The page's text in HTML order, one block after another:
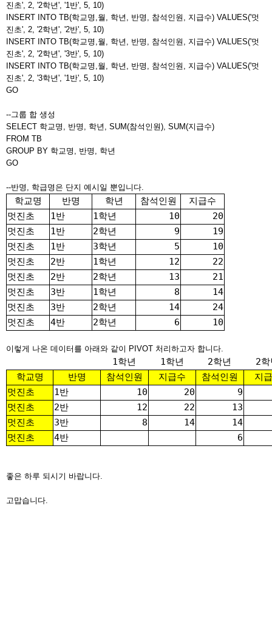
진초', 2, '2학년', '1반', 5, 10)
INSERT INTO TB(학교명,월, 학년, 반명, 참석인원, 지급수) VALUES('멋
진초', 2, '2학년', '2반', 5, 10)
INSERT INTO TB(학교명,월, 학년, 반명, 참석인원, 지급수) VALUES('멋
진초', 2, '2학년', '3반', 5, 10)
INSERT INTO TB(학교명,월, 학년, 반명, 참석인원, 지급수) VALUES('멋
진초', 2, '3학년', '1반', 5, 10)
GO
--그룹 합 생성
SELECT 학교명, 반명, 학년, SUM(참석인원), SUM(지급수)
FROM TB
GROUP BY 학교명, 반명, 학년
GO
--반명, 학급명은 단지 예시일 뿐입니다.
학교명 반명 학년 참석인원
지급수
멋진초
1반 1학년 10
20
멋진초
1반 2학년 9
19
멋진초
1반 3학년 5
10
멋진초
2반 1학년 12
22
멋진초
2반 2학년 13
21
멋진초
3반 1학년 8
14
멋진초
3반 2학년 14
24
멋진초
4반 2학년 6 10
이렇게 나온 데이터를 아래와 같이 PIVOT 처리하고자 합니다.
1학년 1학년 2학년
2학
학교명
반명 참석인원 지급수 참석인원
지
멋진초
1반 10 20
9
멋진초
2반 12 22
13
멋진초
3반 8 14
14
멋진초
4반 6
좋은 하루 되시기 바랍니다.
고맙습니다.